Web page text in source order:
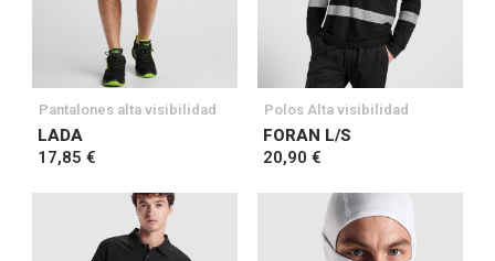
Pantalones alta visibilidad
LADA
17,85 €
Polos Alta visibilidad
FORAN L/S
20,90 €